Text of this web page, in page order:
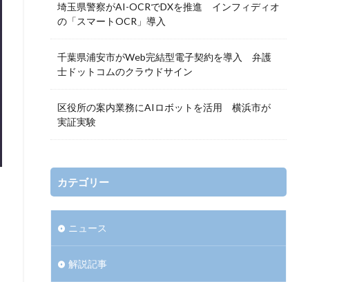
埼玉県警察がAI-OCRでDXを推進 インフィディオ
の「スマートOCR」導入
千葉県浦安市がWeb完結型電子契約を導入 弁護
士ドットコムのクラウドサイン
区役所の案内業務にAIロボットを活用 横浜市が
実証実験
カテゴリー
ニュース
解説記事